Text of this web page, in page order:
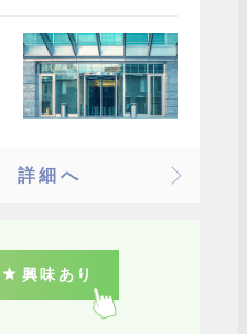
詳細へ
興味あり